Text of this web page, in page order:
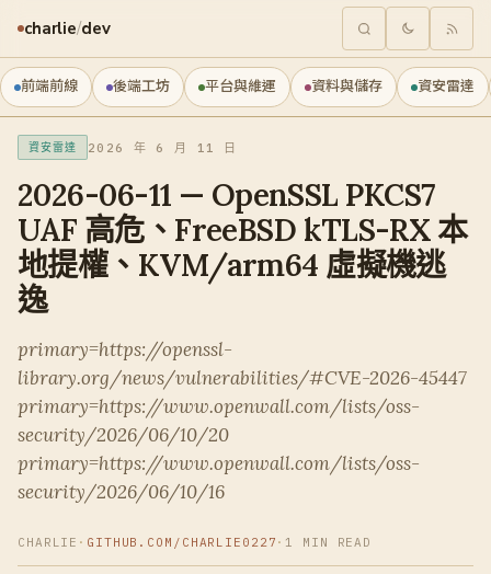
charlie/dev
前端前線 後端工坊 平台與維運 資料與儲存 資安雷達
資安雷達 2026 年 6 月 11 日
2026-06-11 — OpenSSL PKCS7
UAF 高危、FreeBSD kTLS-RX 本
地提權、KVM/arm64 虛擬機逃
逸
primary=https://openssl-
library.org/news/vulnerabilities/#CVE-2026-45447
primary=https://www.openwall.com/lists/oss-
security/2026/06/10/20
primary=https://www.openwall.com/lists/oss-
security/2026/06/10/16
CHARLIE · GITHUB.COM/CHARLIE0227 · 1 MIN READ